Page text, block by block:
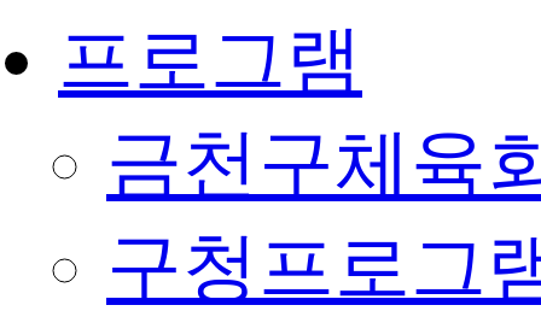
프로그램
금천구체육
구청프로그